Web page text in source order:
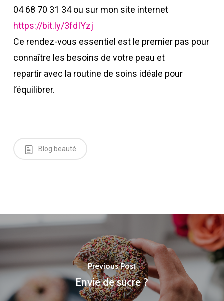
04 68 70 31 34 ou sur mon site internet
https://bit.ly/3fdIYzj
Ce rendez-vous essentiel est le premier pas pour
connaître les besoins de votre peau et
repartir avec la routine de soins idéale pour
l’équilibrer.
Blog beauté
Previous Post
Envie de sucre ?